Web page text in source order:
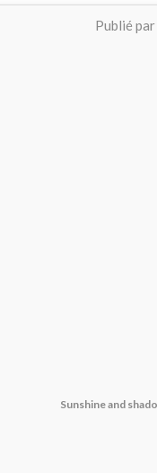
Publié par
Sunshine and